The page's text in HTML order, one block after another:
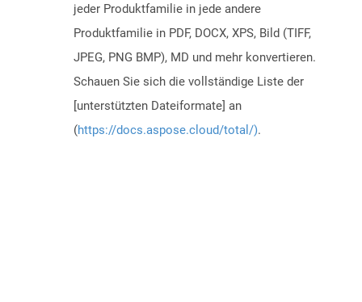
jeder Produktfamilie in jede andere
Produktfamilie in PDF, DOCX, XPS, Bild (TIFF,
JPEG, PNG BMP), MD und mehr konvertieren.
Schauen Sie sich die vollständige Liste der
[unterstützten Dateiformate] an
(https://docs.aspose.cloud/total/).